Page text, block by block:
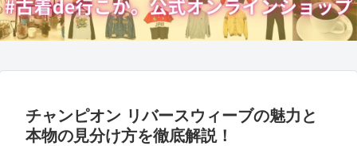
チャンピオン リバースウィーブの魅力と
本物の見分け方を徹底解説！